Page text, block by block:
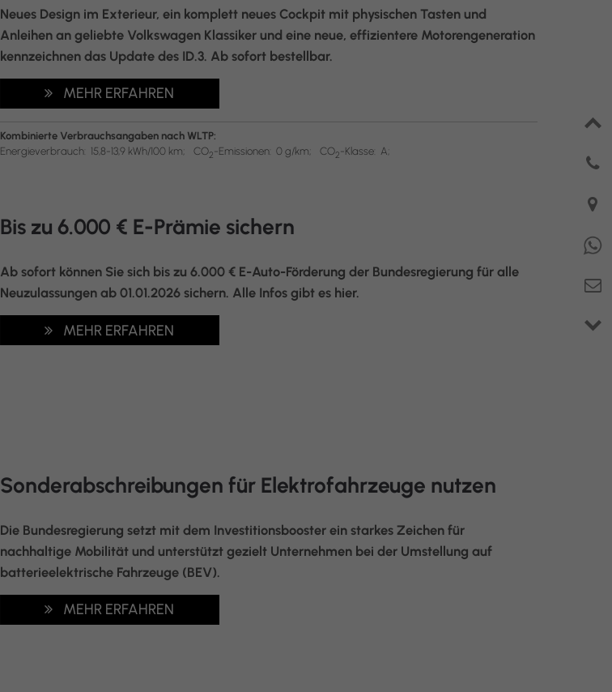
Neues Design im Exterieur, ein komplett neues Cockpit mit physischen Tasten und
Anleihen an geliebte Volkswagen Klassiker und eine neue, effizientere Motorengeneration
kennzeichnen das Update des ID.3. Ab sofort bestellbar.
MEHR ERFAHREN
Kombinierte Verbrauchsangaben nach WLTP:
Energieverbrauch: 15,8-13,9 kWh/100 km; CO2-Emissionen: 0 g/km; CO2-Klasse: A;
Bis zu 6.000 € E-Prämie sichern
Ab sofort können Sie sich bis zu 6.000 € E-Auto-Förderung der Bundesregierung für alle
Neuzulassungen ab 01.01.2026 sichern. Alle Infos gibt es hier.
MEHR ERFAHREN
Sonderabschreibungen für Elektrofahrzeuge nutzen
Die Bundesregierung setzt mit dem Investitionsbooster ein starkes Zeichen für
nachhaltige Mobilität und unterstützt gezielt Unternehmen bei der Umstellung auf
batterieelektrische Fahrzeuge (BEV).
MEHR ERFAHREN